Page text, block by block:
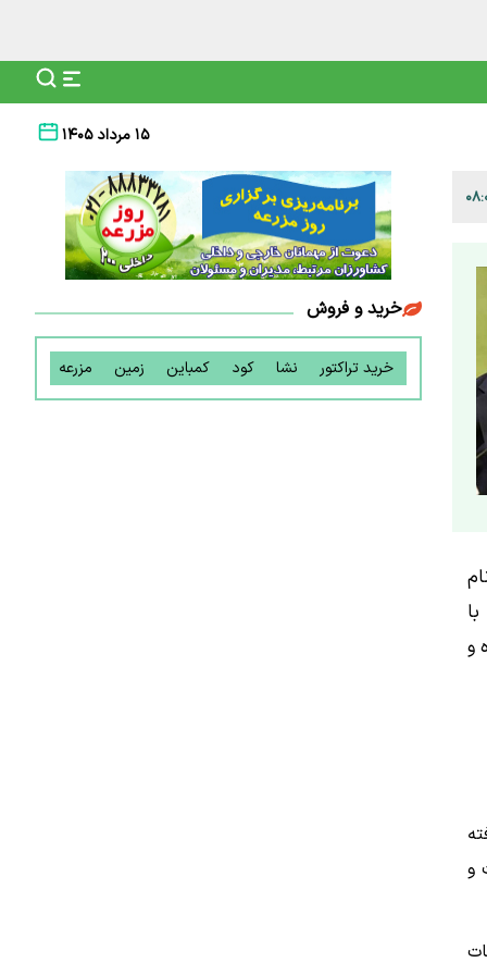
۱۵ مرداد ۱۴۰۵
و
و
خرید و فروش
خرید تراکتور نشا کود کمباین زمین مزرعه